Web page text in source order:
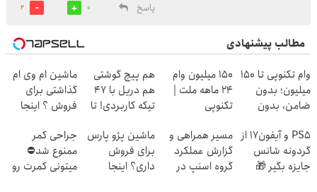
پاسخ
0
2
مطالب پیشنهادی
وام تکنوپی تا ۱۵۰
میلیون؛ بدون
ضامن، بدون
150 میلیون وام
24 ماهه ملت |
تکنوپی
هم پیچ گوشتی
هم دریل با 47
تیکه کاربردی! تا
بخرش!🔥
ماشین ام وی ام
گذاشتی برای
فروش ؟ اینجا
بفروش
PS5 و آیفون17 از
گردونه شانس
جایزه بگیر 🎁
مسیر همراهی و
گزارش عملکرد
گروه اسنپ در
ماشین پژو پارس
برای فروش
داری؟ اینجا
جراحی کمر
ممنوع شد⛔
میتونی کمرت رو